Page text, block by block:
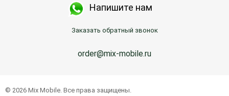
Напишите нам
Заказать обратный звонок
order@mix-mobile.ru
© 2026 Mix Mobile. Все права защищены.